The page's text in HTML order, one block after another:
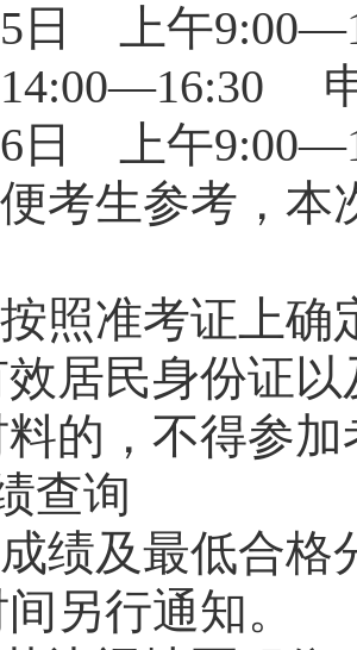
日 上午
14:00—16:30
日 上午
考生参考， 本
照准考证上确
居民身份证以
的 ， 不得参加
查询
绩及最低合格
另行通知。